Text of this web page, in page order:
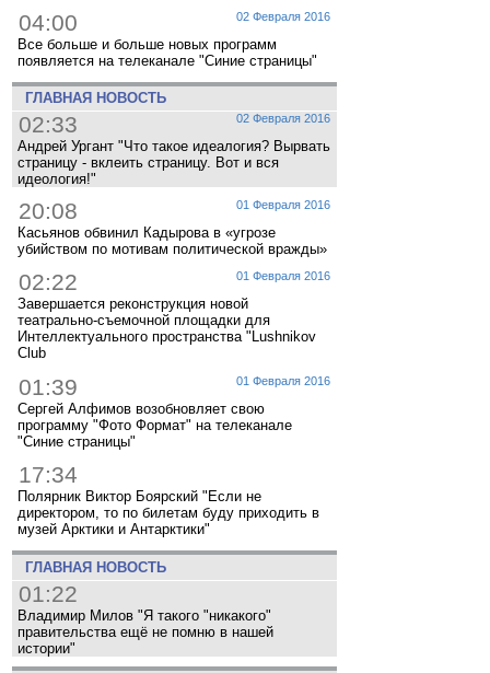
02 Февраля 2016
04:00
Все больше и больше новых программ
появляется на телеканале "Синие страницы"
ГЛАВНАЯ НОВОСТЬ
02 Февраля 2016
02:33
Андрей Ургант "Что такое идеалогия? Вырвать
страницу - вклеить страницу. Вот и вся
идеология!"
01 Февраля 2016
20:08
Касьянов обвинил Кадырова в «угрозе
убийством по мотивам политической вражды»
01 Февраля 2016
02:22
Завершается реконструкция новой
театрально-съемочной площадки для
Интеллектуального пространства "Lushnikov
Club
01 Февраля 2016
01:39
Сергей Алфимов возобновляет свою
программу "Фото Формат" на телеканале
"Синие страницы"
17:34
Полярник Виктор Боярский "Если не
директором, то по билетам буду приходить в
музей Арктики и Антарктики"
ГЛАВНАЯ НОВОСТЬ
01:22
Владимир Милов "Я такого "никакого"
правительства ещё не помню в нашей
истории"